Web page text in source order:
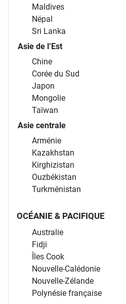
Maldives
Népal
Sri Lanka
Asie de l’Est
Chine
Corée du Sud
Japon
Mongolie
Taïwan
Asie centrale
Arménie
Kazakhstan
Kirghizistan
Ouzbékistan
Turkménistan
OCÉANIE & PACIFIQUE
Australie
Fidji
Îles Cook
Nouvelle-Calédonie
Nouvelle-Zélande
Polynésie française